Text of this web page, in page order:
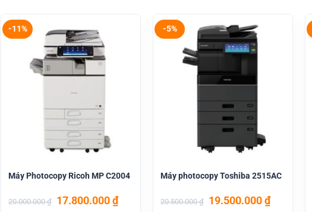
-11%
Máy Photocopy Ricoh MP C2004
20.000.000₫
Giá
17.800.000₫Giá
-5%
Máy photocopy Toshiba 2515AC
20.500.000₫
Giá
19.500.000₫Giá